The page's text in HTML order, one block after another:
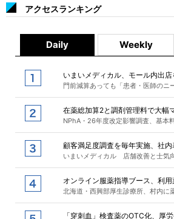
アクセスランキング
Daily Weekly
いまいメディカル、モール内出
門前減算あっても「患者・医師のニ
在薬総加算2と調剤管理料で大幅
NPhA・26年度改定影響調査、基本
顧客満足度調査を毎年実施、社内
いまいメディカル 店舗改善と士気
オンライン服薬指導ブース、利
北海道・西興部厚生診療所、村内に
「穿刺血」検査薬のOTC化、厚